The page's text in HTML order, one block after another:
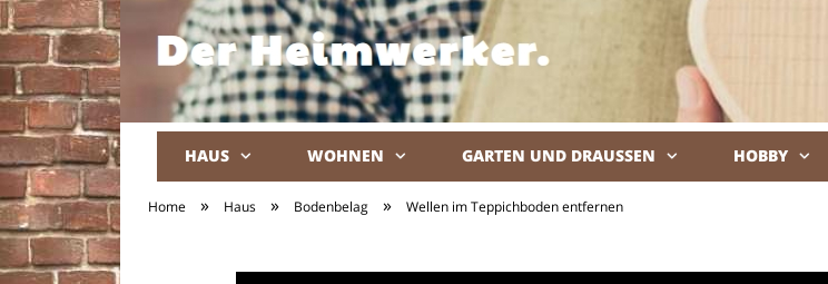
HAUS WOHNEN GARTEN UND DRAUSSEN HOBBY
Home » Haus » Bodenbelag » Wellen im Teppichboden entfernen